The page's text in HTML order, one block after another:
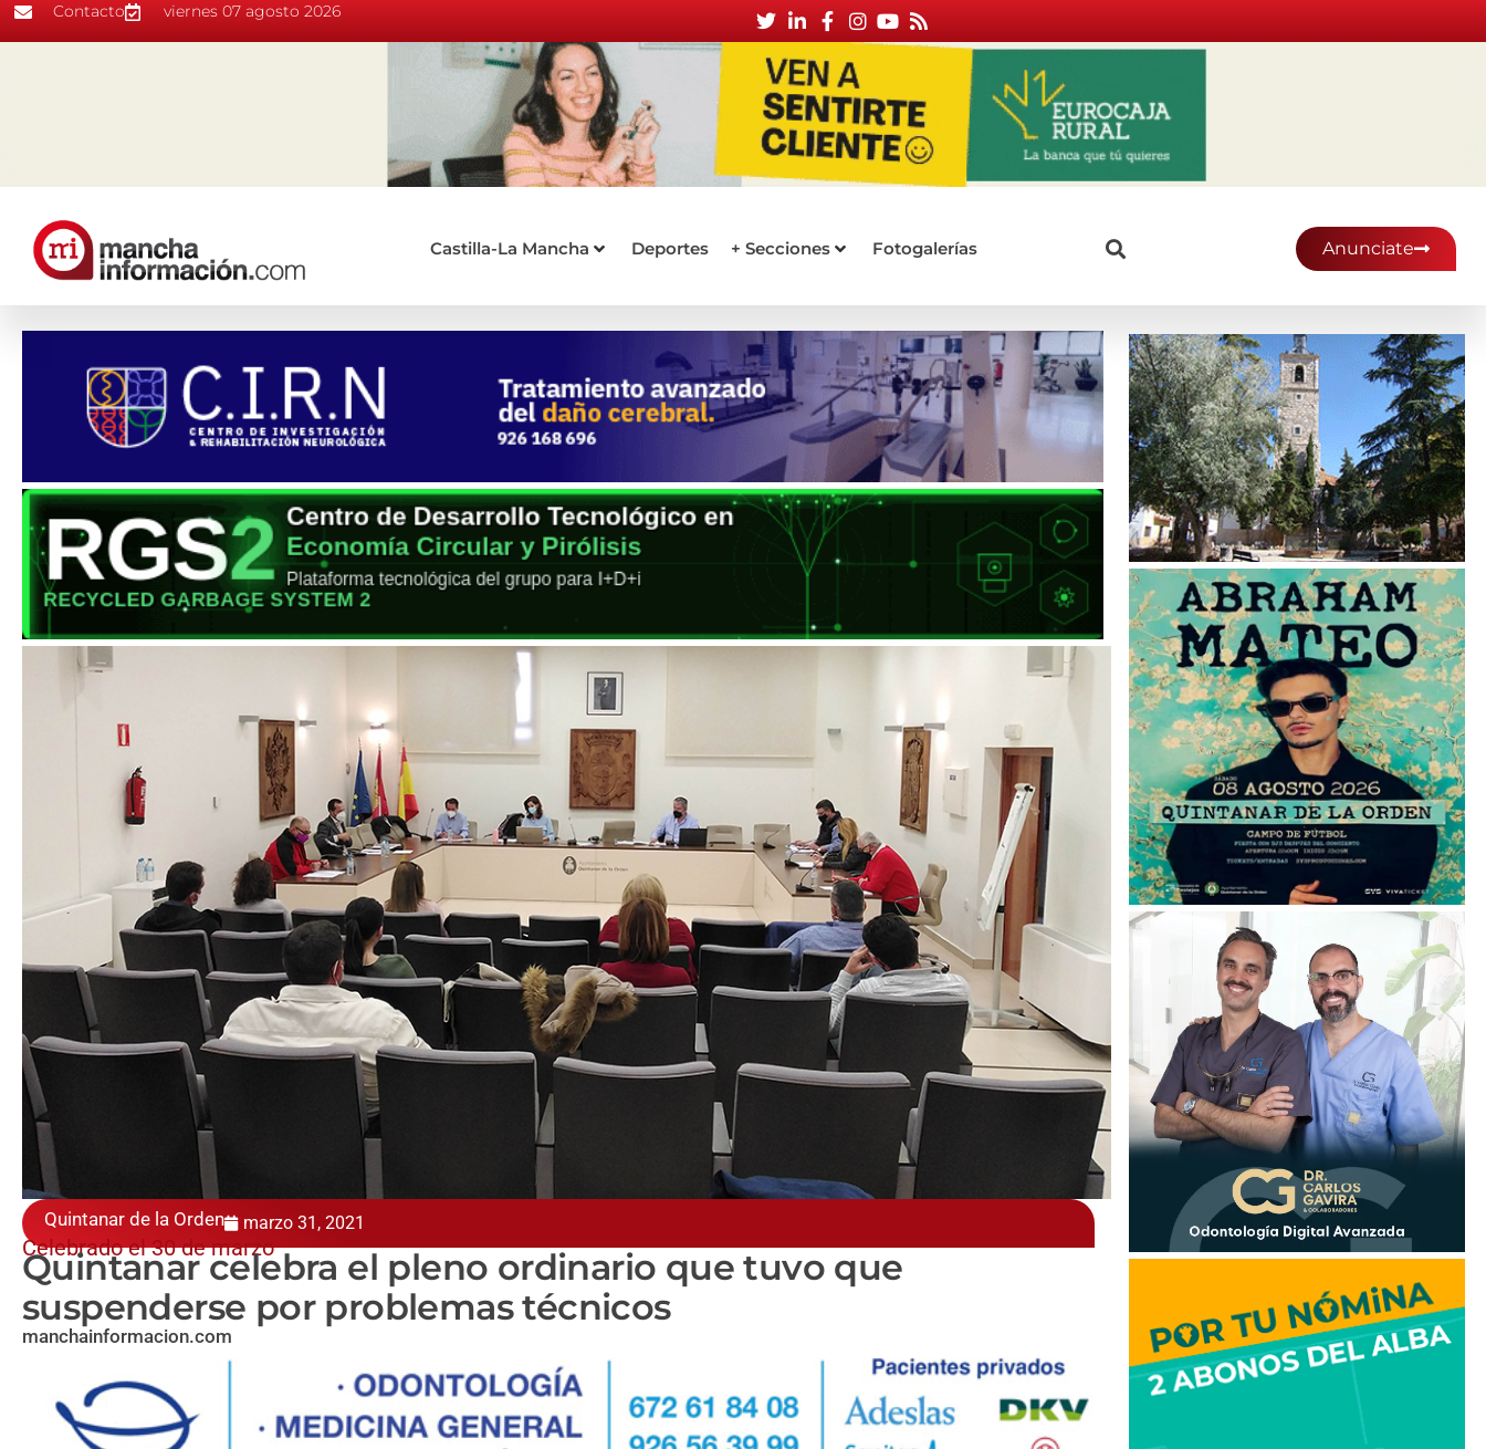
Contacto viernes 07 agosto 2026
Castilla-La Mancha Deportes + Secciones Fotogalerías Anunciate
Quintanar de la Orden marzo 31, 2021
Celebrado el 30 de marzo
Quintanar celebra el pleno ordinario que tuvo que
suspenderse por problemas técnicos
manchainformacion.com